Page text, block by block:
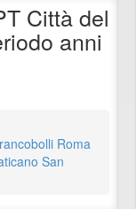
Città del
anni
Roma
San